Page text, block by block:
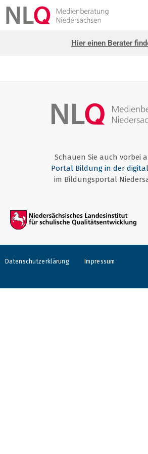
Hier einen Berater
Schauen Sie auch vorbei
Portal Bildung in der
im Bildungsportal
Datenschutzerklärung Impressum